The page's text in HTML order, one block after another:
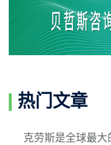
热门文章
克劳斯是全球最